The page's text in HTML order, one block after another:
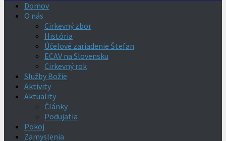
Domov
O nás
Cirkevný zbor
História
Účelové zariadenie Štefan
ECAV na Slovensku
Cirkevný rok
Služby Božie
Aktivity
Aktuality
Články
Podujatia
Pokoj
Zamyslenia